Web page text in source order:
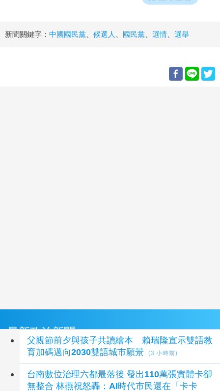
新聞關鍵字： 中國國民黨、 候選人 、 國民黨、 選情、 選舉
最新政治新聞
父親節前夕與孩子共讀繪本 賴瑞隆宣示雙語教
育加碼邁向2030雙語城市願景
(3 小時前)
台南數位治理六都最落後 發出110萬張實體卡卻
無整合 林燕祝怒轟：AI時代市民還在「卡卡